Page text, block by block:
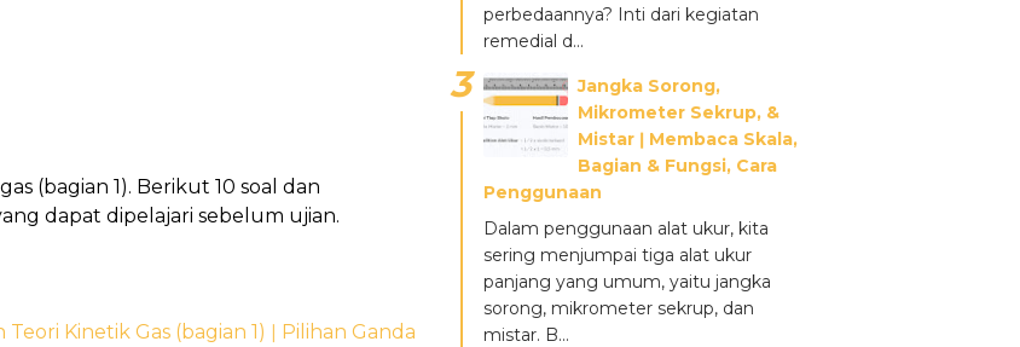
(bagian 1). Berikut 10 soal dan
dapat dipelajari sebelum ujian.
Teori Kinetik Gas (bagian 1) ǀ Pilihan Ganda
perbedaannya? Inti dari kegiatan
remedial d...
Jangka Sorong,
Mikrometer Sekrup, &
Mistar ǀ Membaca Skala,
Bagian & Fungsi, Cara
Penggunaan
Dalam penggunaan alat ukur, kita
sering menjumpai tiga alat ukur
panjang yang umum, yaitu jangka
sorong, mikrometer sekrup, dan
mistar. B...